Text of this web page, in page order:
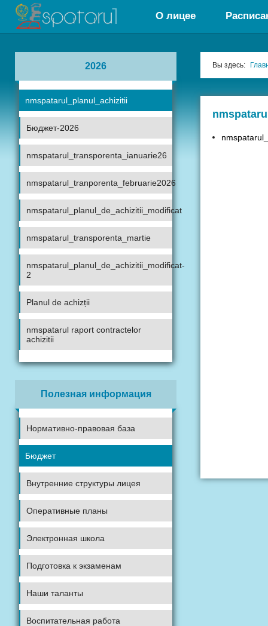
О лицее
2026
nmspatarul_planul_achizitii
Бюджет-2026
nmspatarul_transporenta_ianuarie26
nmspatarul_tranporenta_februarie2026
nmspatarul_planul_de_achizitii_modificat
nmspatarul_transporenta_martie
nmspatarul_planul_de_achizitii_modificat-
2
Planul de achizții
nmspatarul raport contractelor
achizitii
Полезная информация
Нормативно-правовая база
Бюджет
Внутренние структуры лицея
Оперативные планы
Электронная школа
Подготовка к экзаменам
Наши таланты
Воспитательная работа
Вы здесь: